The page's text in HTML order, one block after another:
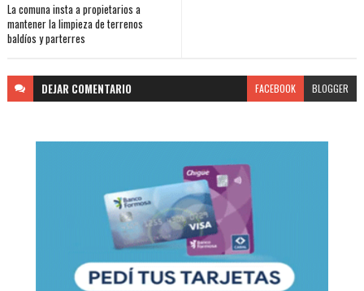
La comuna insta a propietarios a
mantener la limpieza de terrenos
baldíos y parterres
DEJAR COMENTARIO FACEBOOK BLOGGER